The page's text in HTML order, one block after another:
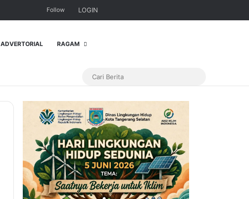
Follow LOGIN
ADVERTORIAL RAGAM